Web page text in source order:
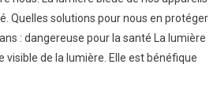
Quelles solutions pour nous en protéger
: dangereuse pour la santé La lumière
visible de la lumière. Elle est bénéfique